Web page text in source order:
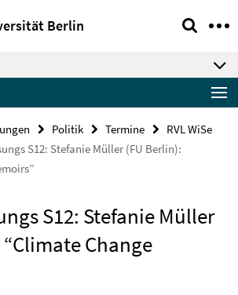
Berlin
Politik Termine
RVL WiSe
S12: Stefanie Müller (FU Berlin):
S12: Stefanie Müller
Change